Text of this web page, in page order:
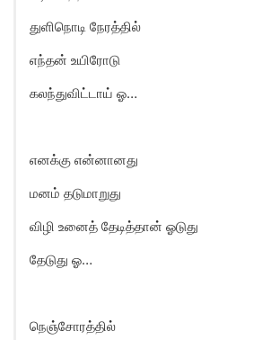
துளிநொடி நேரத்தில்
எந்தன் உயிரோடு
கலந்துவிட்டாய் ஓ…
எனக்கு என்னானது
மனம் தடுமாறுது
விழி உனைத் தேடித்தான் ஓடுது
தேடுது ஓ…
நெஞ்சோரத்தில்